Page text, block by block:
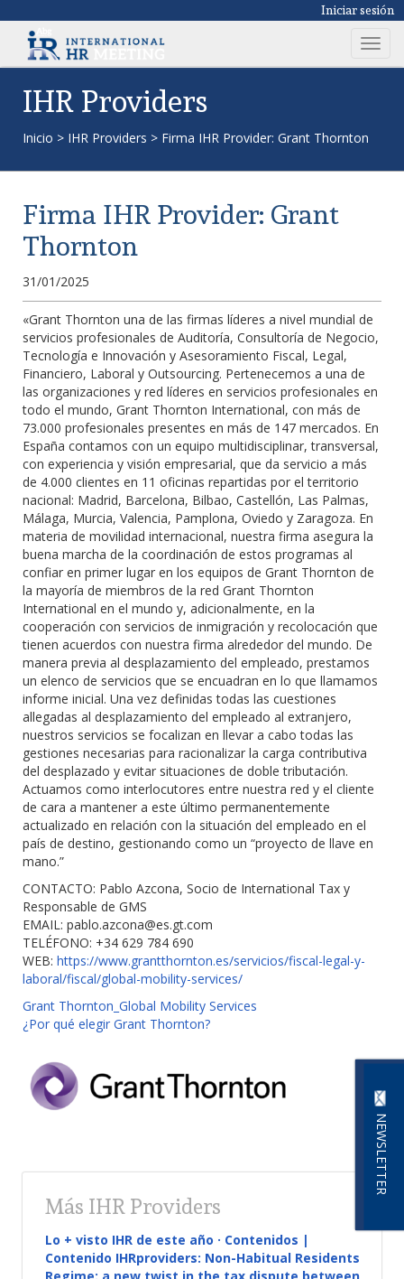
Iniciar sesión
T
o
n
i
o
NEWSLETTER
IHR Providers
Inicio > IHR Providers > Firma IHR Provider: Grant Thornton
Firma IHR Provider: Grant
Thornton
31/01/2025
«Grant Thornton una de las firmas líderes a nivel mundial de
servicios profesionales de Auditoría, Consultoría de Negocio,
Tecnología e Innovación y Asesoramiento Fiscal, Legal,
Financiero, Laboral y Outsourcing. Pertenecemos a una de
las organizaciones y red líderes en servicios profesionales en
todo el mundo, Grant Thornton International, con más de
73.000 profesionales presentes en más de 147 mercados. En
España contamos con un equipo multidisciplinar, transversal,
con experiencia y visión empresarial, que da servicio a más
de 4.000 clientes en 11 oficinas repartidas por el territorio
nacional: Madrid, Barcelona, Bilbao, Castellón, Las Palmas,
Málaga, Murcia, Valencia, Pamplona, Oviedo y Zaragoza. En
materia de movilidad internacional, nuestra firma asegura la
buena marcha de la coordinación de estos programas al
confiar en primer lugar en los equipos de Grant Thornton de
la mayoría de miembros de la red Grant Thornton
International en el mundo y, adicionalmente, en la
cooperación con servicios de inmigración y recolocación que
tienen acuerdos con nuestra firma alrededor del mundo. De
manera previa al desplazamiento del empleado, prestamos
un elenco de servicios que se encuadran en lo que llamamos
informe inicial. Una vez definidas todas las cuestiones
allegadas al desplazamiento del empleado al extranjero,
nuestros servicios se focalizan en llevar a cabo todas las
gestiones necesarias para racionalizar la carga contributiva
del desplazado y evitar situaciones de doble tributación.
Actuamos como interlocutores entre nuestra red y el cliente
de cara a mantener a este último permanentemente
actualizado en relación con la situación del empleado en el
país de destino, gestionando como un “proyecto de llave en
mano.”
CONTACTO: Pablo Azcona, Socio de International Tax y
Responsable de GMS
EMAIL: pablo.azcona@es.gt.com
TELÉFONO: +34 629 784 690
WEB: https://www.grantthornton.es/servicios/fiscal-legal-y-
laboral/fiscal/global-mobility-services/
Grant Thornton_Global Mobility Services
¿Por qué elegir Grant Thornton?
Más IHR Providers
Lo + visto IHR de este año · Contenidos |
Contenido IHRproviders: Non-Habitual Residents